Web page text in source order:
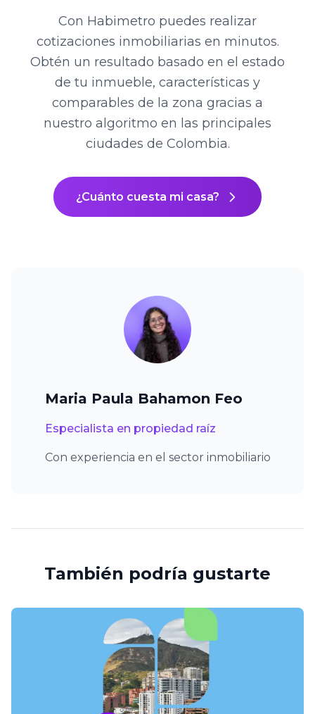
Con Habimetro puedes realizar
cotizaciones inmobiliarias en minutos.
Obtén un resultado basado en el estado
de tu inmueble, características y
comparables de la zona gracias a
nuestro algoritmo en las principales
ciudades de Colombia.
¿Cuánto cuesta mi casa?
Maria Paula Bahamon Feo
Especialista en propiedad raíz
Con experiencia en el sector inmobiliario
También podría gustarte